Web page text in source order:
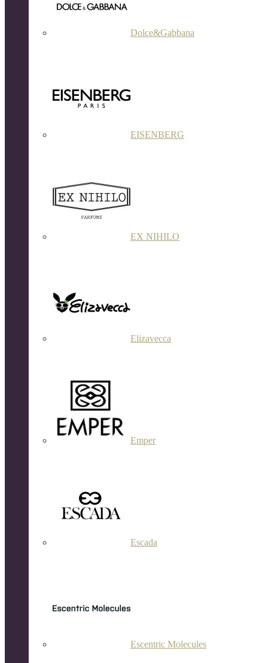
Dolce&Gabbana
EISENBERG
EX NIHILO
Elizavecca
Emper
Escada
Escentric Molecules